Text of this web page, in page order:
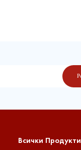
Всички Продукти